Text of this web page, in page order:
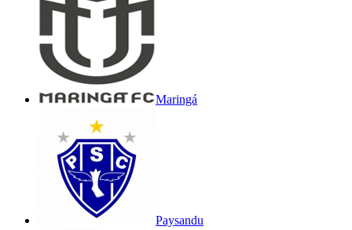
Maringá
Paysandu